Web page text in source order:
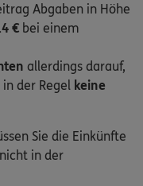
Abgaben in Höhe
€ bei einem
allerdings darauf,
der Regel keine
Sie die Einkünfte
in der